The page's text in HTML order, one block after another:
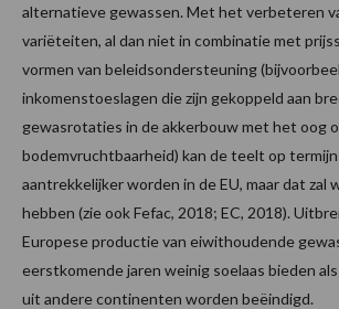
alternatieve gewassen. Met het verbeteren
variëteiten, al dan niet in combinatie met
vormen van beleidsondersteuning
inkomenstoeslagen die zijn gekoppeld aan
gewasrotaties in de akkerbouw met het oog
bodemvruchtbaarheid) kan de teelt op
aantrekkelijker worden in de EU, maar dat zal
hebben (zie ook Fefac, 2018; EC, 2018).
Europese productie van eiwithoudende
eerstkomende jaren weinig soelaas bieden
uit andere continenten worden beëindigd.